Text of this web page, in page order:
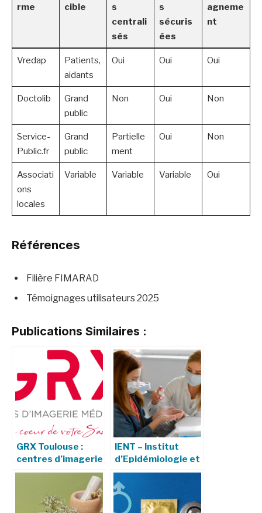
rme
cible
s
centrali
sés
s
sécuris
ées
agneme
nt
Vredap
Patients,
aidants
Oui Oui Oui
Doctolib
Grand
public
Non Oui Non
Service-
Public.fr
Grand
public
Partielle
ment
Oui Non
Associati
ons
locales
Variable Variable Variable Oui
Références
Filière FIMARAD
Témoignages utilisateurs 2025
Publications Similaires :
GRX Toulouse :
centres d’imagerie
médicale, services
et engagements
IENT – Institut
d’Epidémiologie et
de Neurologie
Tropicale :
Missions,
Recherche et